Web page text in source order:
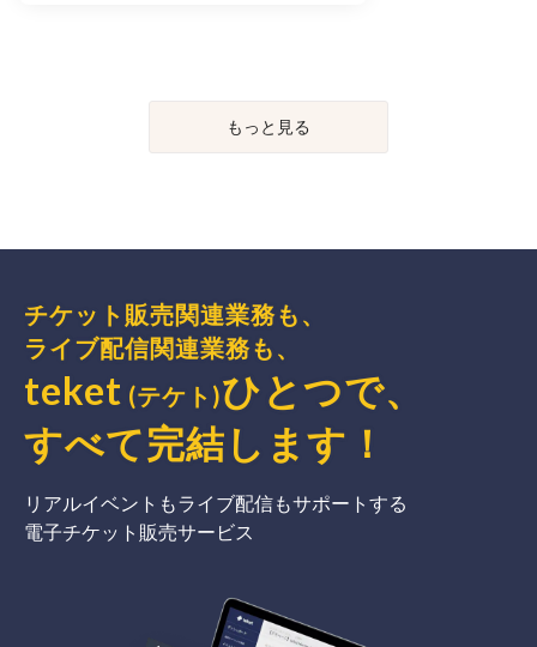
もっと見る
チケット販売関連業務も、
ライブ配信関連業務も、
teket (テケト)ひとつで、
すべて完結 します ！
リアルイベントもライブ配信もサポートする
電子チケット販売サービス